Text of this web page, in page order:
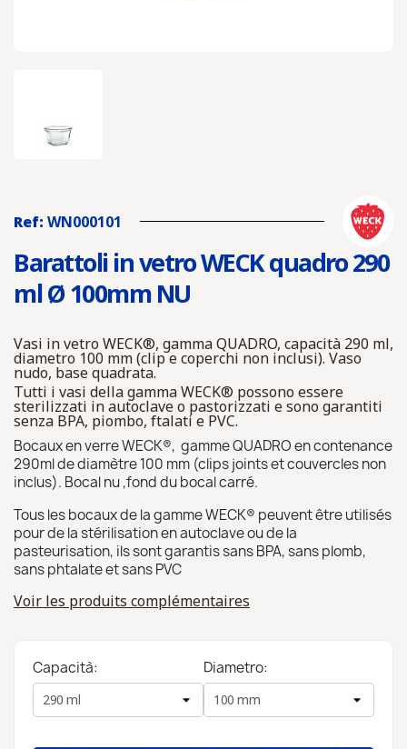
Ref: WN000101
Barattoli in vetro WECK quadro 290
ml Ø 100mm NU
Vasi in vetro WECK®, gamma QUADRO, capacità 290 ml,
diametro 100 mm (clip e coperchi non inclusi). Vaso
nudo, base quadrata.
Tutti i vasi della gamma WECK® possono essere
sterilizzati in autoclave o pastorizzati e sono garantiti
senza BPA, piombo, ftalati e PVC.
Bocaux en verre WECK®, gamme QUADRO en contenance
290ml de diamètre 100 mm (clips joints et couvercles non
inclus). Bocal nu ,fond du bocal carré.
Tous les bocaux de la gamme WECK® peuvent être utilisés
pour de la stérilisation en autoclave ou de la
pasteurisation, ils sont garantis sans BPA, sans plomb,
sans phtalate et sans PVC
Voir les produits complémentaires
Capacità: Diametro: